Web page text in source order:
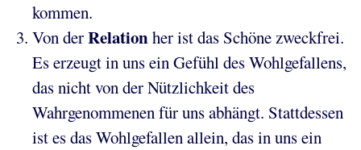
kommen.
Von derRelationher ist das Schöne zweckfrei.
Es erzeugt in uns ein Gefühl des Wohlgefallens,
das nicht von der Nützlichkeit des
Wahrgenommenen für uns abhängt. Stattdessen
ist es das Wohlgefallen allein, das in uns ein